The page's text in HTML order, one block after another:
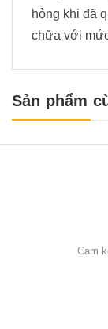
hỏng khi đã
chữa với
Sản phẩm
Cam